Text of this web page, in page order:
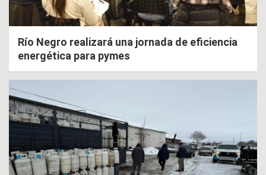
Río Negro realizará una jornada de eficiencia
energética para pymes